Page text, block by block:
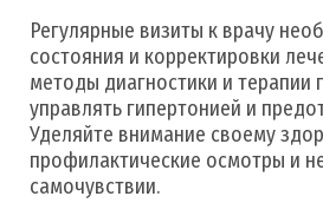
Регулярные визиты к врачу
состояния и корректировки
методы диагностики и
управлять гипертонией и
Уделяйте внимание своему
профилактические осмотры и
самочувствии.